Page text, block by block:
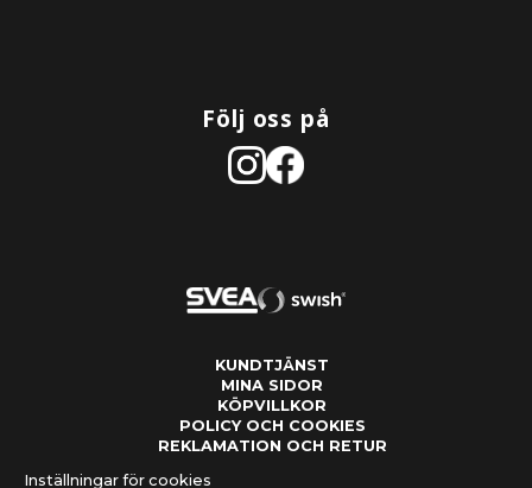
Följ oss på
KUNDTJÄNST
MINA SIDOR
KÖPVILLKOR
POLICY OCH COOKIES
REKLAMATION OCH RETUR
Inställningar för cookies